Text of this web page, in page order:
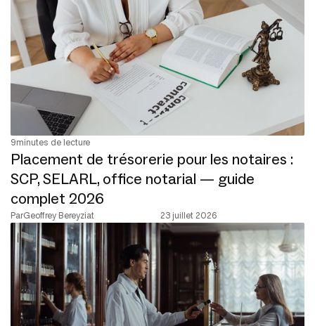
9minutes de lecture
Placement de trésorerie pour les notaires :
SCP, SELARL, office notarial — guide
complet 2026
ParGeoffrey Bereyziat 23 juillet 2026